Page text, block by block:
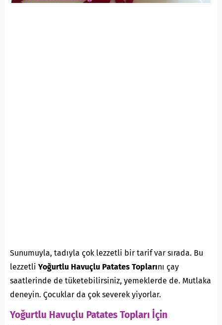
Sunumuyla, tadıyla çok lezzetli bir tarif var sırada. Bu
lezzetli Yoğurtlu Havuçlu Patates Toplarını çay
saatlerinde de tüketebilirsiniz, yemeklerde de. Mutlaka
deneyin. Çocuklar da çok severek yiyorlar.
Yoğurtlu Havuçlu Patates Topları İçin